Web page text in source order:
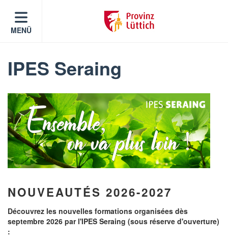
MENÜ
IPES Seraing
NOUVEAUTÉS 2026-2027
Découvrez les nouvelles formations organisées dès
septembre 2026 par l'IPES Seraing (sous réserve d'ouverture)
: